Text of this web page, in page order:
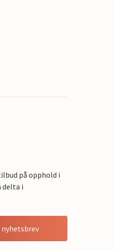
på opphold i
delta i